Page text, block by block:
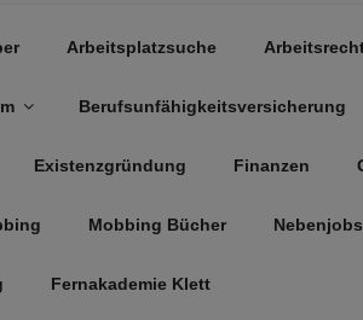
Arbeitsplatzsuche
Berufsunfähigkeitsversicherung
Existenzgründung Finanzen
Mobbing Bücher Nebenjobs
Fernakademie Klett